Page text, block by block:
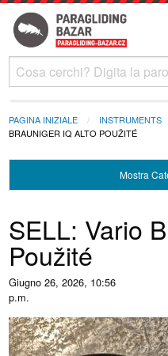
PAGINA INIZIALE INSTRUMENTS
BRAUNIGER IQ ALTO POUŽITÉ
Mostra
SELL: Vario
Použité
Giugno 26, 2026, 10:56
p.m.